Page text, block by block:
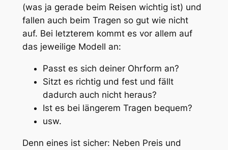
(was ja gerade beim Reisen wichtig ist) und
fallen auch beim Tragen so gut wie nicht
auf. Bei letzterem kommt es vor allem auf
das jeweilige Modell an:
Passt es sich deiner Ohrform an?
Sitzt es richtig und fest und fällt
dadurch auch nicht heraus?
Ist es bei längerem Tragen bequem?
usw.
Denn eines ist sicher: Neben Preis und